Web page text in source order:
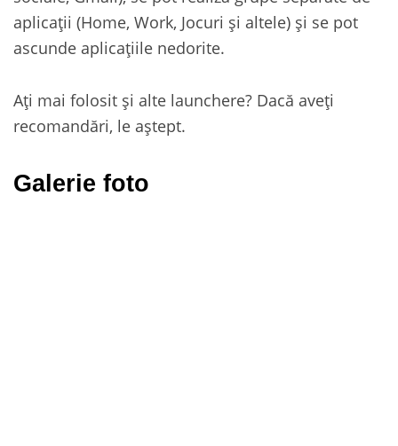
aplicații (Home, Work, Jocuri și altele) și se pot
ascunde aplicațiile nedorite.
Ați mai folosit și alte launchere? Dacă aveți
recomandări, le aștept.
Galerie foto